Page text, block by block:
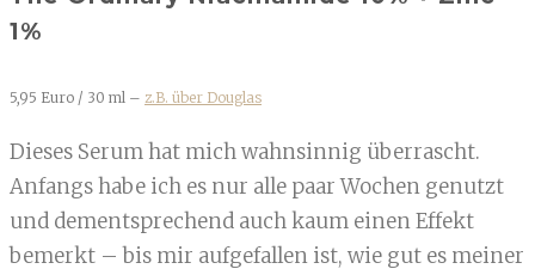
1%
5,95 Euro / 30 ml – z.B. über Douglas
Dieses Serum hat mich wahnsinnig überrascht.
Anfangs habe ich es nur alle paar Wochen genutzt
und dementsprechend auch kaum einen Effekt
bemerkt – bis mir aufgefallen ist, wie gut es meiner